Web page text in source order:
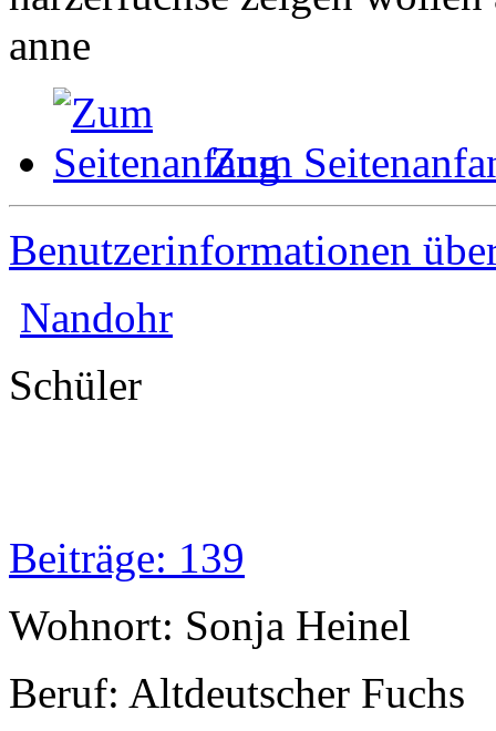
anne
Zum
Benutzerinformationen
Nandohr
Schüler
Beiträge: 139
Wohnort: Sonja Heinel
Beruf: Altdeutscher Fuchs